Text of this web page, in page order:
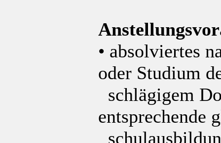
• absolviertes
oder Studium
schlägigem
entsprechende